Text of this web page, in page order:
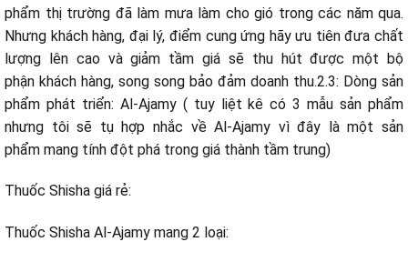
phẩm thị trường đã làm mưa làm chogió trong các năm qua.
Nhưng khách hàng, đại lý, điểm cung ứng hãy ưu tiên đưa chất
lượng lên cao và giảm tầm giá sẽ thu hút đượcmột bộ
phận khách hàng, song song bảo đảm doanh thu.2.3: Dòng sản
phẩm phát triển: Al-Ajamy ( tuy liệt kêcó 3mẫu sản phẩm
nhưng tôi sẽ tụ hợp nhắc về Al-Ajamy vì đây làmột sản
phẩm mang tính đột phá trong giá thành tầm trung)
Thuốc Shisha giá rẻ:
Thuốc Shisha Al-Ajamy mang 2 loại: